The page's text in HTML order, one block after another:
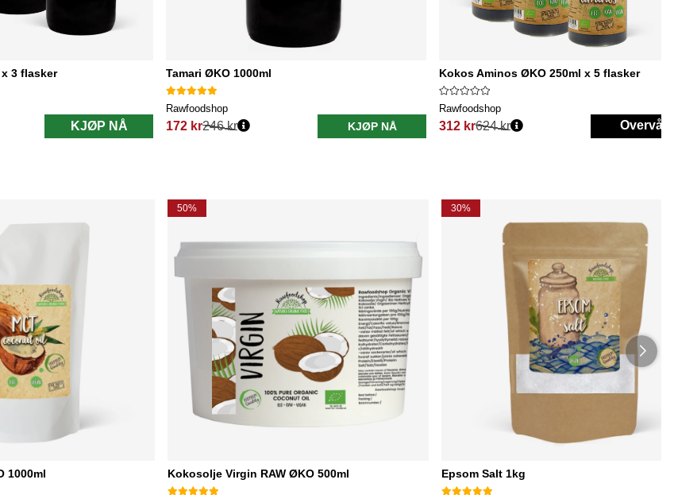
3 flasker
KJØP NÅ
Tamari ØKO 1000ml
Rawfoodshop
172 kr
Vanlig pris:
246 kr KJØP NÅ
Kokos Aminos ØKO 250ml x 5 flasker
Rawfoodshop
312 kr
Vanlig pris:
624 kr Overvåk
1000ml
50%
Kokosolje Virgin RAW ØKO 500ml
30%
Epsom Salt 1kg